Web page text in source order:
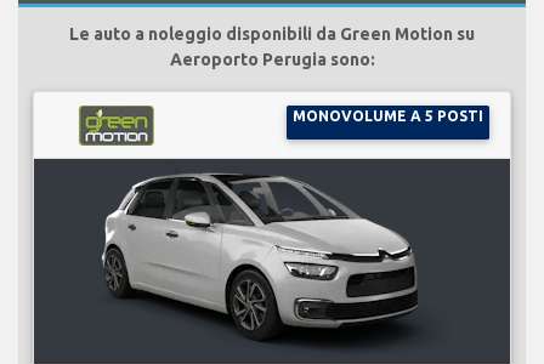
Le auto a noleggio disponibili da Green Motion su
Aeroporto Perugia sono:
MONOVOLUME A 5 POSTI